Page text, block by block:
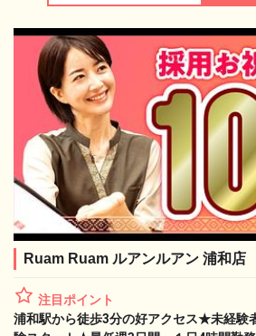
Ruam Ruam ルアンルアン 浦和店
注目ポイント
浦和駅から徒歩3分の好アクセス★未経験